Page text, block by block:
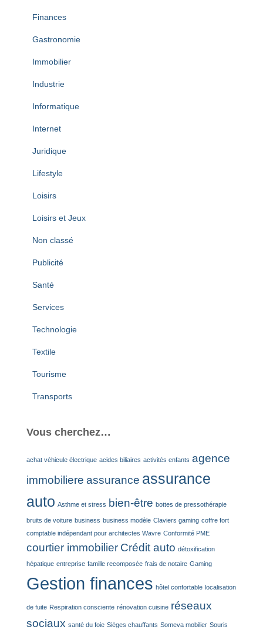
Finances
Gastronomie
Immobilier
Industrie
Informatique
Internet
Juridique
Lifestyle
Loisirs
Loisirs et Jeux
Non classé
Publicité
Santé
Services
Technologie
Textile
Tourisme
Transports
Vous cherchez…
achat véhicule électrique acides biliaires activités enfants agence
immobiliere assurance assurance
auto Asthme et stress bien-être bottes de pressothérapie
bruits de voiture business business modèle Claviers gaming coffre fort
comptable indépendant pour architectes Wavre Conformité PME
courtier immobilier Crédit auto détoxification
hépatique entreprise famille recomposée frais de notaire Gaming
Gestion finances hôtel confortable localisation
de fuite Respiration consciente rénovation cuisine réseaux
sociaux santé du foie Sièges chauffants Someva mobilier Souris